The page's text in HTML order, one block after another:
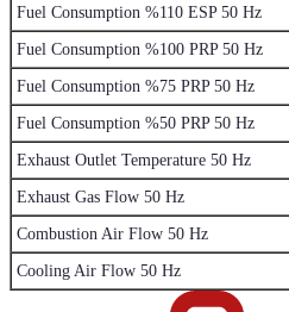
Fuel Consumption %110 ESP 50 Hz
Fuel Consumption %100 PRP 50 Hz
Fuel Consumption %75 PRP 50 Hz
Fuel Consumption %50 PRP 50 Hz
Exhaust Outlet Temperature 50 Hz
Exhaust Gas Flow 50 Hz
Combustion Air Flow 50 Hz
Cooling Air Flow 50 Hz